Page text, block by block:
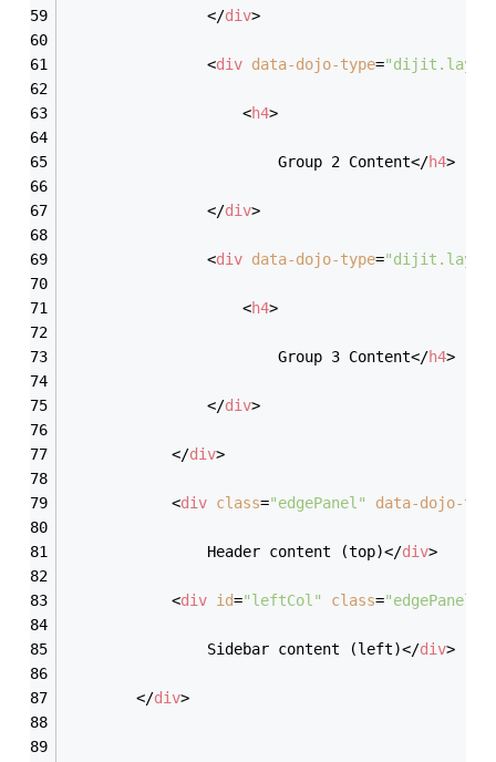
</div>
<div data-dojo-type=
<h4>
						Group 2 Content
</h4>
</div>
<div data-dojo-type=
<h4>
						Group 3 Content
</h4>
</div>
</div>
<div class="edgePanel" data-dojo-
				Header content (top)
</div>
<div id="leftCol" class="edgePanel"
				Sidebar content (left)
</div>
</div>